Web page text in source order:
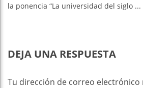
la ponencia “La universidad del siglo ...
DEJA UNA RESPUESTA
Tu dirección de correo electrónico